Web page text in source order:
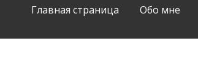
Главная страница Обо мне